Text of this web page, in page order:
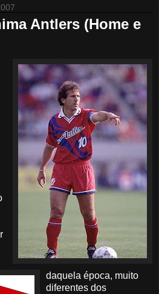
Antlers (Home e
daquela época, muito
diferentes dos